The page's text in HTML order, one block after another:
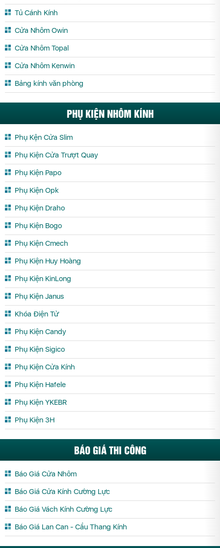
Tủ Cánh Kính
Cửa Nhôm Owin
Cửa Nhôm Topal
Cửa Nhôm Kenwin
Bảng kính văn phòng
PHỤ KIỆN NHÔM KÍNH
Phụ Kện Cửa Slim
Phụ Kiện Cửa Trượt Quay
Phụ Kiện Papo
Phụ Kiện Opk
Phụ Kiện Draho
Phụ Kiện Bogo
Phụ Kiện Cmech
Phụ Kiện Huy Hoàng
Phụ Kiện KinLong
Phụ Kiện Janus
Khóa Điện Tử
Phụ Kiện Candy
Phụ Kiện Sigico
Phụ Kiện Cửa Kính
Phụ Kiện Hafele
Phụ Kiện YKEBR
Phụ Kiện 3H
BÁO GIÁ THI CÔNG
Báo Giá Cửa Nhôm
Báo Giá Cửa Kính Cường Lực
Báo Giá Vách Kính Cường Lực
Báo Giá Lan Can - Cầu Thang Kính